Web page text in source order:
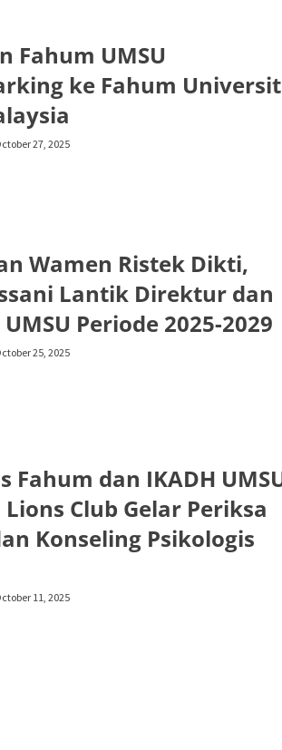
Fahum UMSU
ke Fahum
27, 2025
Wamen Ristek Dikti,
Lantik Direktur dan
Periode 2025-2029
25, 2025
Fahum dan IKADH
Club Gelar Periksa
Konseling Psikologis
11, 2025